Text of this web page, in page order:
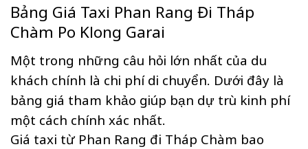
Bảng Giá Taxi Phan Rang Đi Tháp
Chàm Po Klong Garai
Một trong những câu hỏi lớn nhất của du
khách chính là chi phí di chuyển. Dưới đây là
bảng giá tham khảo giúp bạn dự trù kinh phí
một cách chính xác nhất.
Giá taxi từ Phan Rang đi Tháp Chàm bao